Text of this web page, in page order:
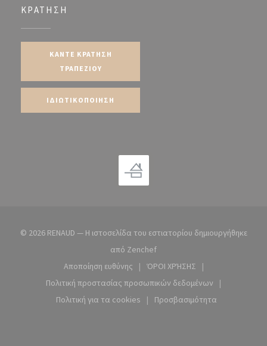
ΚΡΆΤΗΣΗ
ΚΆΝΤΕ ΚΡΆΤΗΣΗ
ΤΡΑΠΕΖΙΟΎ
ΙΔΙΩΤΙΚΟΠΟΊΗΣΗ
© 2026 RENAUD — Η ιστοσελίδα του εστιατορίου δημιουργήθηκε
από Zenchef((ανοίγει σε νέο παράθυρο))
Αποποίηση ευθύνης
((ανοίγει σε νέο παράθυρο))
ΌΡΟΙ ΧΡΉΣΗΣ
((ανοίγει σε νέο
Πολιτική προστασίας προσωπικών δεδομένων
((ανοίγει σε νέο παράθυρο))
Πολιτική για τα cookies
((ανοίγει σε νέο παράθυρο))
Προσβασιμότητα
((ανοίγει σε νέο